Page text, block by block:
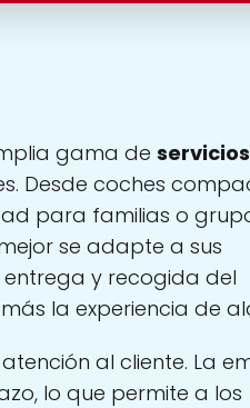
gama de servicios
Desde coches
para familias o
se adapte a sus
entrega y recogida del
la experiencia de
al cliente. La
lo que permite a los